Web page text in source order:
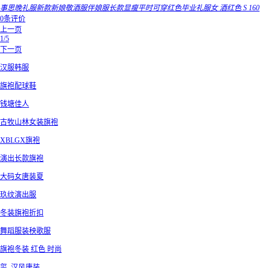
事思晚礼服新款新娘敬酒服伴娘服长款显瘦平时可穿红色毕业礼服女 酒红色 S 160
0条评价
上一页
1/5
下一页
汉服韩服
旗袍配球鞋
钱塘佳人
古牧山林女装旗袍
XBLGX旗袍
演出长款旗袍
大码女唐装夏
玖纹演出服
冬装旗袍折扣
舞蹈服装秧歌服
旗袍冬装 红色 时尚